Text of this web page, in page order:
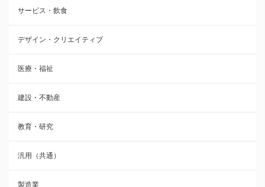
サービス・飲食
デザイン・クリエイティブ
医療・福祉
建設・不動産
教育・研究
汎用（共通）
製造業